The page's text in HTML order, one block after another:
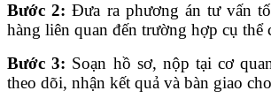
Bước 2: Đưa ra phương án tư vấn
hàng liên quan đến trường hợp cụ thể
Bước 3: Soạn hồ sơ, nộp tại cơ
theo dõi, nhận kết quả và bàn giao